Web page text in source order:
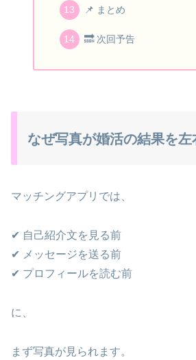
📌 まとめ
🔜 次回予告
なぜ写真が婚活の結果を左
マッチングアプリでは、
✔ 自己紹介文を見る前
✔ メッセージを送る前
✔ プロフィールを読む前
に、
まず写真が見られます。